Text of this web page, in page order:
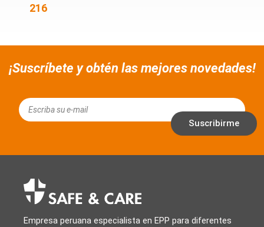
216
¡Suscríbete y obtén las mejores novedades!
Email
Suscribirme
Empresa peruana especialista en EPP para diferentes